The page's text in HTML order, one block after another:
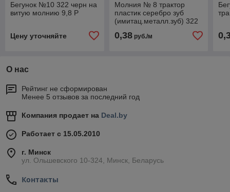
Бегунок №10 322 черн на
витую молнию 9,8 Р
Цену уточняйте
Молния № 8 трактор
пластик серебро зуб
(имитац.металл.зуб) 322
146344B
0,38руб./м
О нас
Рейтинг не сформирован
Менее 5 отзывов за последний год
Компания продает на Deal.by
Работает с 15.05.2010
г. Минск
ул. Ольшевского 10-324, Минск, Беларусь
Контакты